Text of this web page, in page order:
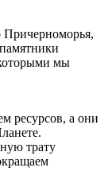
Причерноморья,
мы
ресурсов, а они
трату